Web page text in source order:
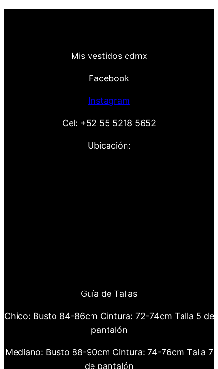
Mis vestidos cdmx
Facebook
Instagram
Cel: +52 55 5218 5652
Ubicación:
Guía de Tallas
Chico: Busto 84-86cm Cintura: 72-74cm Talla 5 de
pantalón
Mediano: Busto 88-90cm Cintura: 74-76cm Talla 7
de pantalón